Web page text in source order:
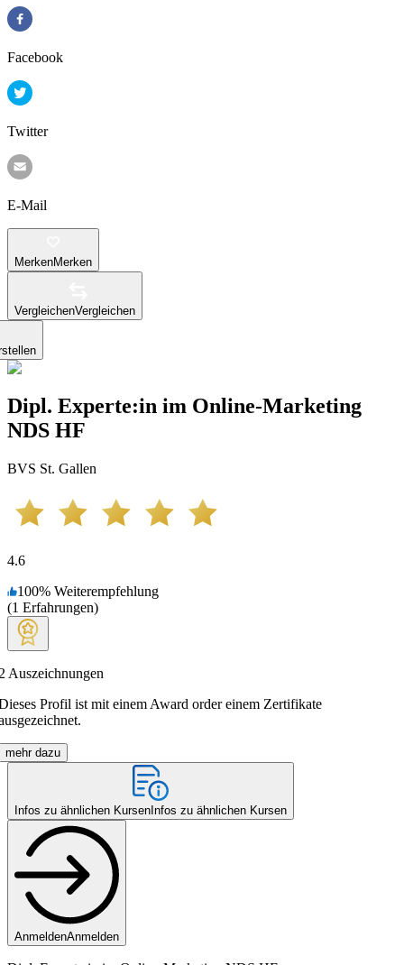
Facebook
Twitter
E-Mail
MerkenMerken
VergleichenVergleichen
Dipl. Experte:in im Online-Marketing
NDS HF
BVS St. Gallen
4.6
100% Weiterempfehlung
(1 Erfahrungen)
Auszeichnungen
Profil ist mit einem Award order einem Zertifikate
mehr dazu
Infos zu ähnlichen Kursen Infos zu ähnlichen Kursen
AnmeldenAnmelden